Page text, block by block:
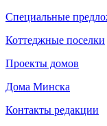
Специальные
Коттеджные поселки
Проекты домов
Дома Минска
Контакты редакции